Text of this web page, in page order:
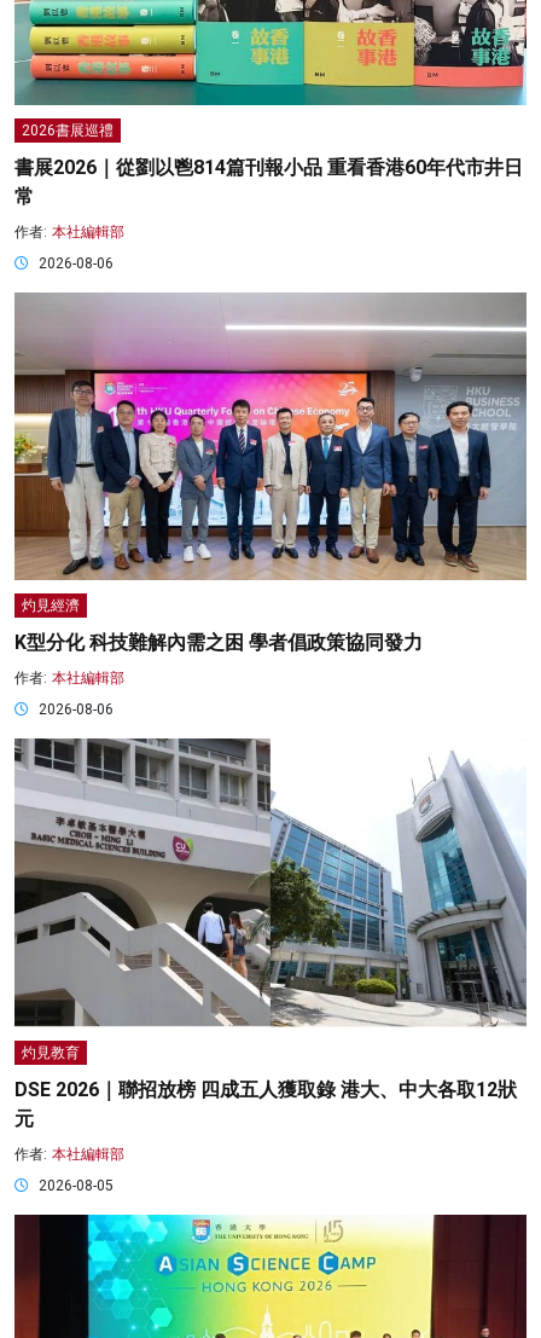
2026書展巡禮
書展2026｜從劉以鬯814篇刊報小品 重看香港60年代市井日
常
作者: 本社編輯部
2026-08-06
灼見經濟
K型分化 科技難解內需之困 學者倡政策協同發力
作者: 本社編輯部
2026-08-06
灼見教育
DSE 2026｜聯招放榜 四成五人獲取錄 港大、中大各取12狀
元
作者: 本社編輯部
2026-08-05